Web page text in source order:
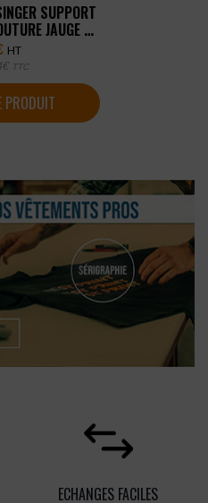
SUPPORT
JAUGE 10
HT
€ TTC
PRODUIT
ECHANGES FACILES